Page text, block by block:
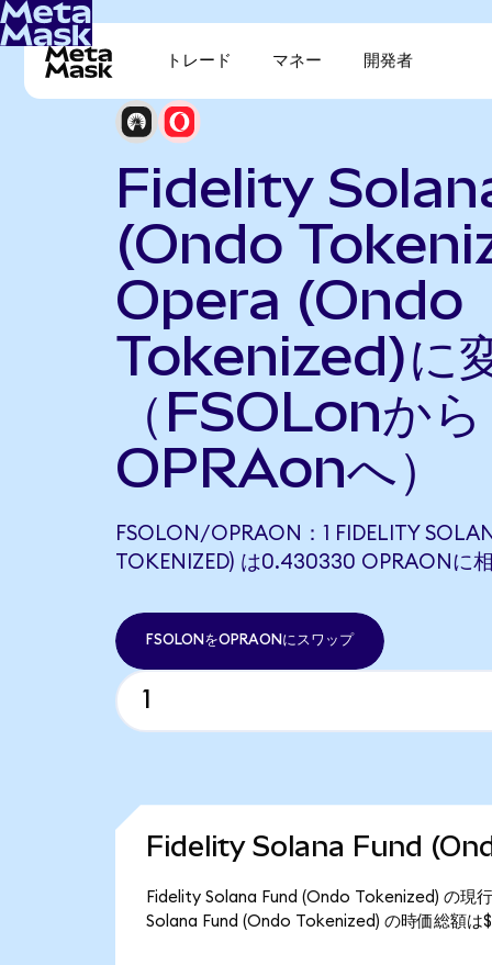
トレード マネー 開発者
Fidelity
(Ondo
Opera (Ondo
Tokenized)に
（FSOLonから
OPRAonへ）
FSOLON/OPRAON：1 FIDELITY
TOKENIZED) は0.430330 OPRAONに
FSOLONをOPRAONにスワップ
Fidelity Solana Fund
Fidelity Solana Fund (Ondo Tokenized) の現
Solana Fund (Ondo Tokenized) の時価総額は